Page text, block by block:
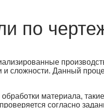
по
и сложности. Данный
материала,
согласно